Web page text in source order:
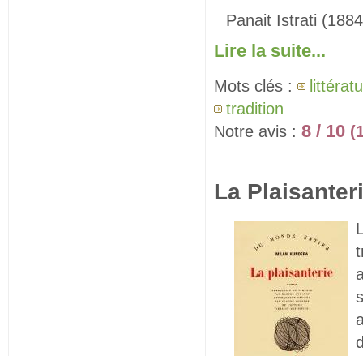
Panait Istrati
Lire la suite...
Mots clés :
tradition
Notre avis : 8 / 10
La